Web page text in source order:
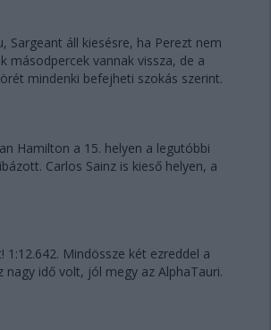
Sargeant áll kiesésre, ha Perezt nem
másodpercek vannak vissza, de a
mindenki befejheti szokás szerint.
Hamilton a 15. helyen a legutóbbi
Carlos Sainz is kieső helyen, a
1:12.642. Mindössze két ezreddel a
nagy idő volt, jól megy az AlphaTauri.